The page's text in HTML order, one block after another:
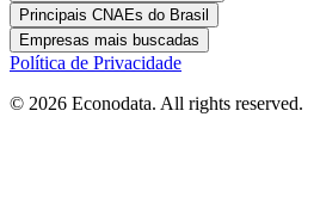
Principais CNAEs do Brasil
Empresas mais buscadas
Política de Privacidade
© 2026 Econodata. All rights reserved.